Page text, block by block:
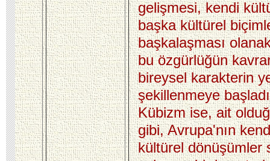
gelişmesi, kendi
başka kültürel
başkalaşması
bu özgürlüğün
bireysel karakterin
şekillenmeye
Kübizm ise, ait
gibi, Avrupa'nın
kültürel dönüşümler